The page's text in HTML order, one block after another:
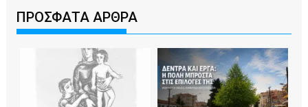
ΠΡΟΣΦΑΤΑ ΑΡΘΡΑ